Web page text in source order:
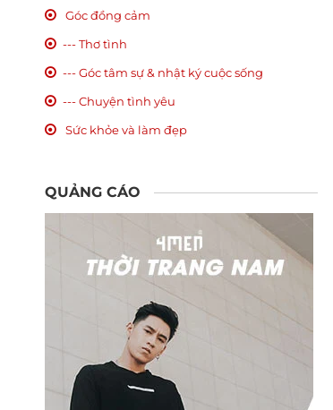
Góc đồng cảm
--- Thơ tình
--- Góc tâm sự & nhật ký cuộc sống
--- Chuyện tình yêu
Sức khỏe và làm đẹp
QUẢNG CÁO